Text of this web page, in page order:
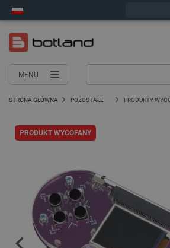
MENU
STRONA GŁÓWNA POZOSTAŁE PRODUKTY
PRODUKT WYCOFANY